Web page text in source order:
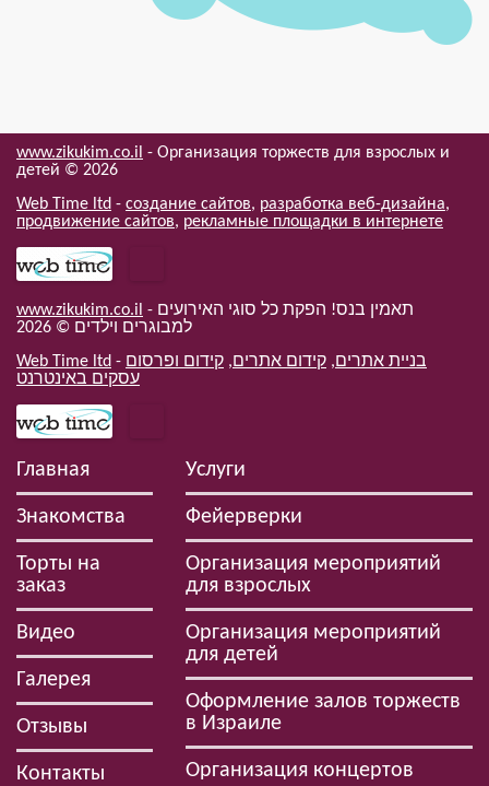
www.zikukim.co.il - Организация торжеств для взрослых и
детей © 2026
Web Time ltd - создание сайтов, разработка веб-дизайна,
продвижение сайтов, рекламные площадки в интернете
www.zikukim.co.il - תאמין בנס! הפקת כל סוגי האירועים
למבוגרים וילדים © 2026
Web Time ltd - בניית אתרים, קידום אתרים, קידום ופרסום
עסקים באינטרנט
Главная
Знакомства
Торты на
заказ
Видео
Галерея
Отзывы
Контакты
Услуги
Фейерверки
Организация мероприятий
для взрослых
Организация мероприятий
для детей
Оформление залов торжеств
в Израиле
Организация концертов